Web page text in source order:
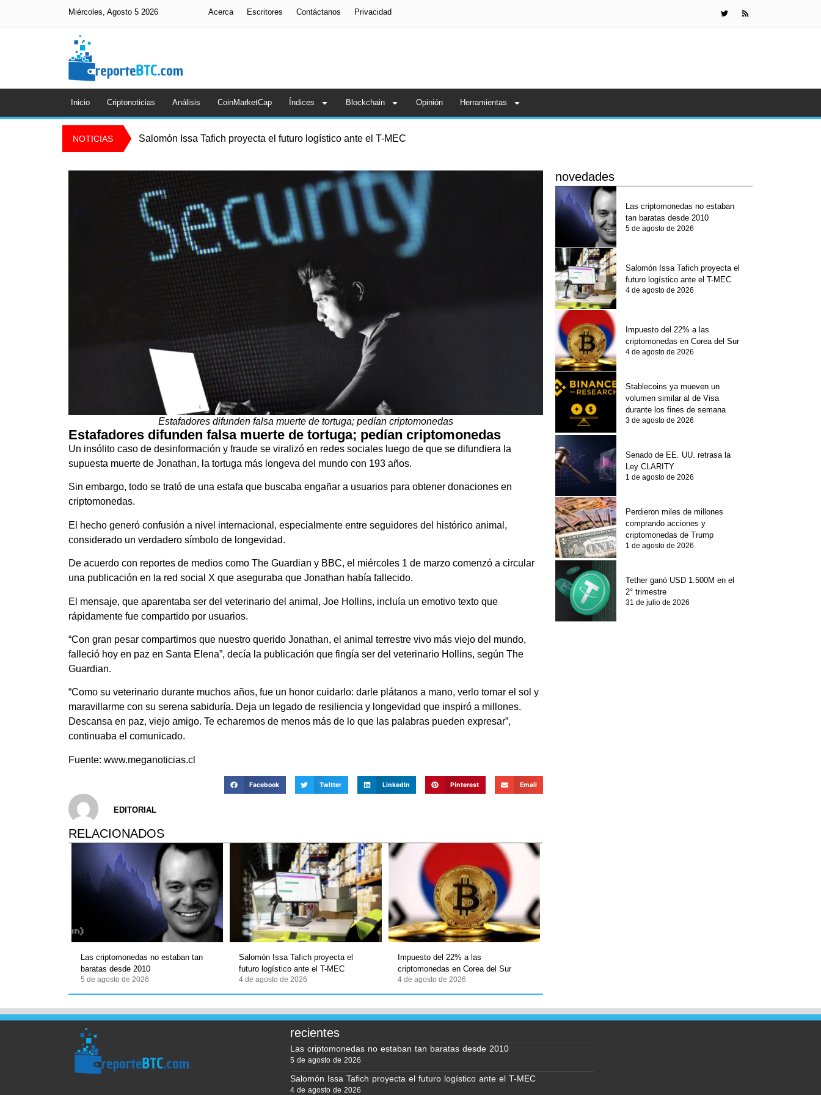
Miércoles, Agosto 5 2026 Acerca Escritores Contáctanos Privacidad
Inicio Criptonoticias Análisis CoinMarketCap Índices Blockchain Opinión Herramientas
NOTICIAS Salomón Issa Tafich proyecta el futuro logístico ante el T-MEC
Estafadores difunden falsa muerte de tortuga; pedían criptomonedas
Estafadores difunden falsa muerte de tortuga; pedían criptomonedas
Un insólito caso de desinformación y fraude se viralizó en redes sociales luego de que se difundiera la
supuesta muerte de Jonathan, la tortuga más longeva del mundo con 193 años.
Sin embargo, todo se trató de una estafa que buscaba engañar a usuarios para obtener donaciones en
criptomonedas.
El hecho generó confusión a nivel internacional, especialmente entre seguidores del histórico animal,
considerado un verdadero símbolo de longevidad.
De acuerdo con reportes de medios como The Guardian y BBC, el miércoles 1 de marzo comenzó a circular
una publicación en la red social X que aseguraba que Jonathan había fallecido.
El mensaje, que aparentaba ser del veterinario del animal, Joe Hollins, incluía un emotivo texto que
rápidamente fue compartido por usuarios.
“Con gran pesar compartimos que nuestro querido Jonathan, el animal terrestre vivo más viejo del mundo,
falleció hoy en paz en Santa Elena”, decía la publicación que fingía ser del veterinario Hollins, según The
Guardian.
“Como su veterinario durante muchos años, fue un honor cuidarlo: darle plátanos a mano, verlo tomar el sol y
maravillarme con su serena sabiduría. Deja un legado de resiliencia y longevidad que inspiró a millones.
Descansa en paz, viejo amigo. Te echaremos de menos más de lo que las palabras pueden expresar”,
continuaba el comunicado.
Fuente: www.meganoticias.cl
Facebook Twitter LinkedIn Pinterest Email
EDITORIAL
RELACIONADOS
Las criptomonedas no estaban tan
baratas desde 2010
5 de agosto de 2026
Salomón Issa Tafich proyecta el
futuro logístico ante el T-MEC
4 de agosto de 2026
Impuesto del 22% a las
criptomonedas en Corea del Sur
4 de agosto de 2026
novedades
Las criptomonedas no estaban
tan baratas desde 2010
5 de agosto de 2026
Salomón Issa Tafich proyecta el
futuro logístico ante el T-MEC
4 de agosto de 2026
Impuesto del 22% a las
criptomonedas en Corea del Sur
4 de agosto de 2026
Stablecoins ya mueven un
volumen similar al de Visa
durante los fines de semana
3 de agosto de 2026
Senado de EE. UU. retrasa la
Ley CLARITY
1 de agosto de 2026
Perdieron miles de millones
comprando acciones y
criptomonedas de Trump
1 de agosto de 2026
Tether ganó USD 1.500M en el
2° trimestre
31 de julio de 2026
recientes
Las criptomonedas no estaban tan baratas desde 2010
5 de agosto de 2026
Salomón Issa Tafich proyecta el futuro logístico ante el T-MEC
4 de agosto de 2026